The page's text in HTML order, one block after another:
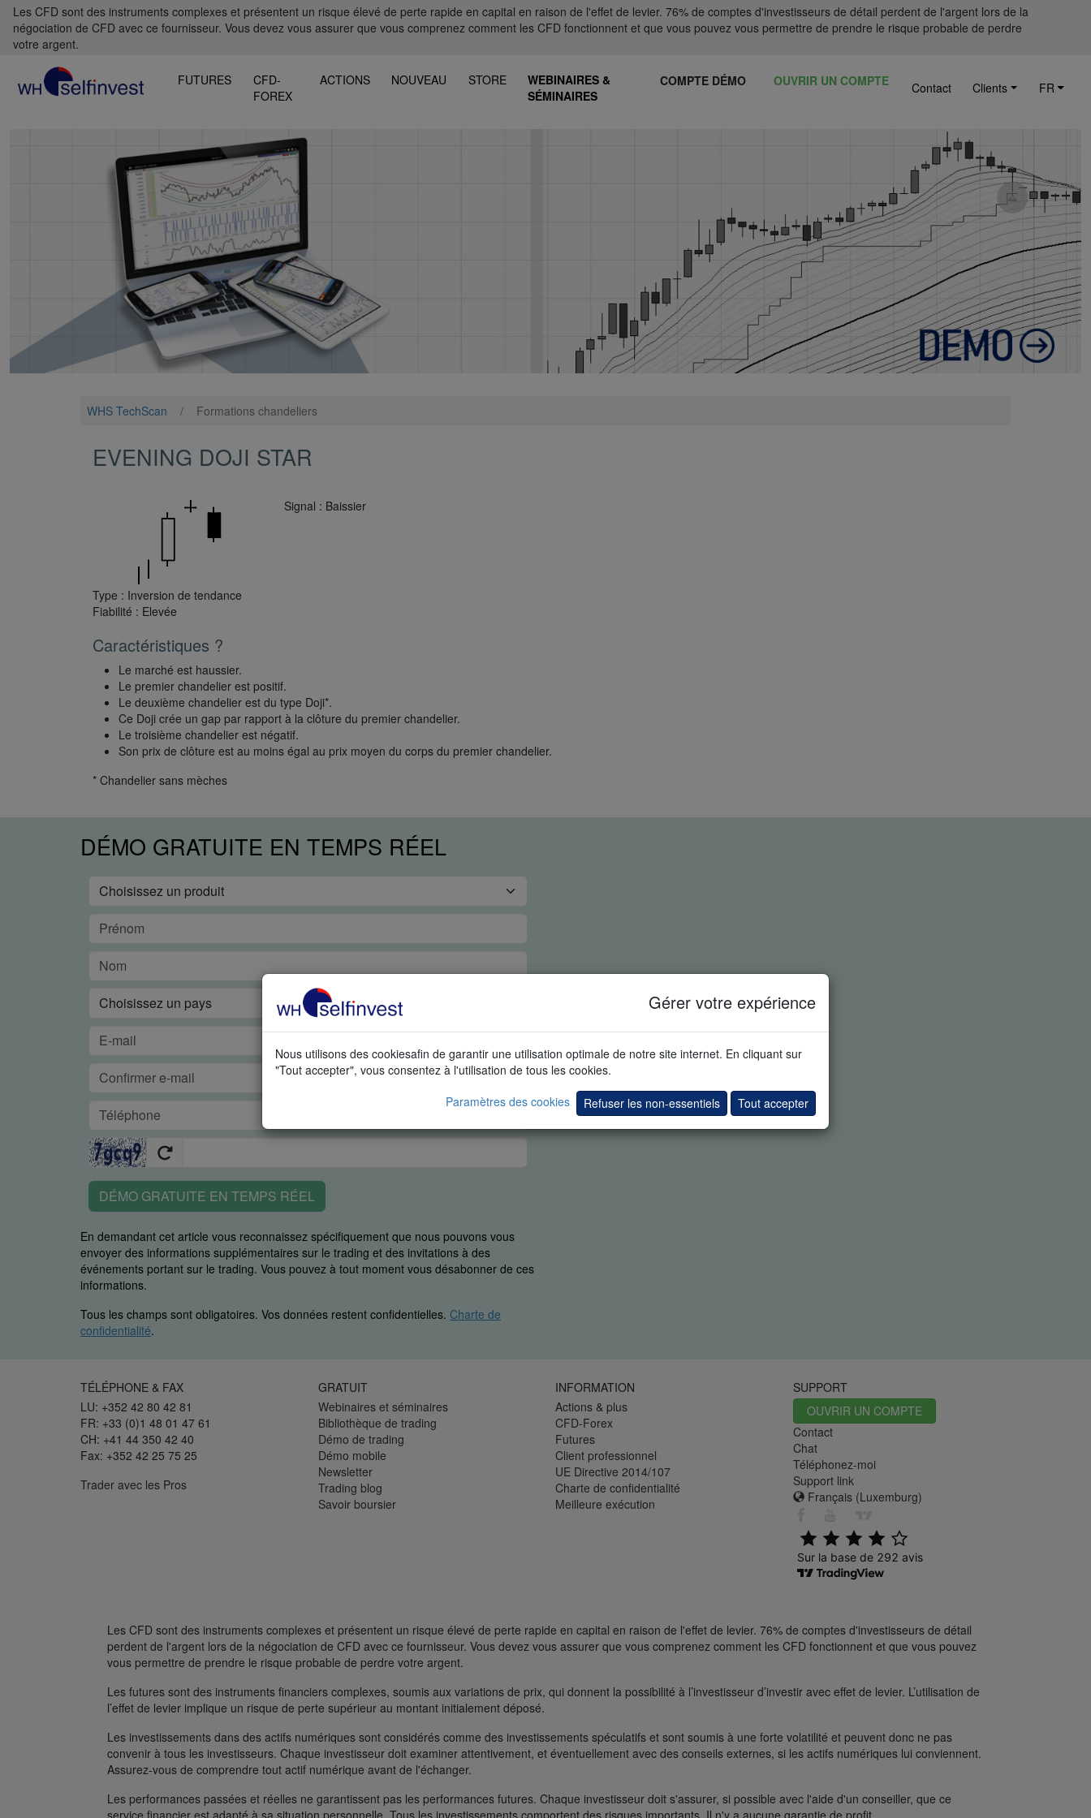
Les CFD sont des instruments complexes et présentent un risque élevé de perte rapide en capital en raison de l'effet de levier. 76% de comptes d'investisseurs de détail perdent de l'argent lors de la
négociation de CFD avec ce fournisseur. Vous devez vous assurer que vous comprenez comment les CFD fonctionnent et que vous pouvez vous permettre de prendre le risque probable de perdre
votre argent.
FUTURES
CFD-
FOREX
ACTIONS NOUVEAU STORE
WEBINAIRES &
SÉMINAIRES
COMPTE DÉMO OUVRIR UN COMPTE Contact Clients FR
WHS TechScan / Formations chandeliers
EVENING DOJI STAR
Signal : Baissier
Type : Inversion de tendance
Fiabilité : Elevée
Caractéristiques ?
Le marché est haussier.
Le premier chandelier est positif.
Le deuxième chandelier est du type Doji*.
Ce Doji crée un gap par rapport à la clôture du premier chandelier.
Le troisième chandelier est négatif.
Son prix de clôture est au moins égal au prix moyen du corps du premier chandelier.
* Chandelier sans mèches
Gérer votre expérience
Nous utilisons des cookiesafin de garantir une utilisation optimale de notre site internet. En cliquant sur
"Tout accepter", vous consentez à l'utilisation de tous les cookies.
Paramètres des cookies
Refuser les non-essentiels Tout accepter
DÉMO GRATUITE EN TEMPS RÉEL
DÉMO GRATUITE EN TEMPS RÉEL
En demandant cet article vous reconnaissez spécifiquement que nous pouvons vous
envoyer des informations supplémentaires sur le trading et des invitations à des
événements portant sur le trading. Vous pouvez à tout moment vous désabonner de ces
informations.
Tous les champs sont obligatoires. Vos données restent confidentielles. Charte de
confidentialité.
TÉLÉPHONE & FAX
LU: +352 42 80 42 81
FR: +33 (0)1 48 01 47 61
CH: +41 44 350 42 40
Fax: +352 42 25 75 25
Trader avec les Pros
GRATUIT
Webinaires et séminaires
Bibliothèque de trading
Démo de trading
Démo mobile
Newsletter
Trading blog
Savoir boursier
INFORMATION
Actions & plus
CFD-Forex
Futures
Client professionnel
UE Directive 2014/107
Charte de confidentialité
Meilleure exécution
SUPPORT
OUVRIR UN COMPTE
Contact
Chat
Téléphonez-moi
Support link
Français (Luxemburg)
Les CFD sont des instruments complexes et présentent un risque élevé de perte rapide en capital en raison de l'effet de levier. 76% de comptes d'investisseurs de détail
perdent de l'argent lors de la négociation de CFD avec ce fournisseur. Vous devez vous assurer que vous comprenez comment les CFD fonctionnent et que vous pouvez
vous permettre de prendre le risque probable de perdre votre argent.
Les futures sont des instruments financiers complexes, soumis aux variations de prix, qui donnent la possibilité à l’investisseur d’investir avec effet de levier. L’utilisation de
l’effet de levier implique un risque de perte supérieur au montant initialement déposé.
Les investissements dans des actifs numériques sont considérés comme des investissements spéculatifs et sont soumis à une forte volatilité et peuvent donc ne pas
convenir à tous les investisseurs. Chaque investisseur doit examiner attentivement, et éventuellement avec des conseils externes, si les actifs numériques lui conviennent.
Assurez-vous de comprendre tout actif numérique avant de l'échanger.
Les performances passées et réelles ne garantissent pas les performances futures. Chaque investisseur doit s'assurer, si possible avec l'aide d'un conseiller, que ce
service financier est adapté à sa situation personnelle. Tous les investissements comportent des risques importants. Il n'y a aucune garantie de profit.